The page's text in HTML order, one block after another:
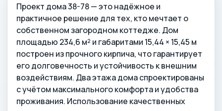
Проект дома 38-78 — это надёжное и
практичное решение для тех, кто мечтает о
собственном загородном коттедже. Дом
площадью 234,6 м² и габаритами 15,44 × 15,45 м
построен из прочного кирпича, что гарантирует
его долговечность и устойчивость к внешним
воздействиям. Два этажа дома спроектированы
с учётом максимального комфорта и удобства
проживания. Использование качественных